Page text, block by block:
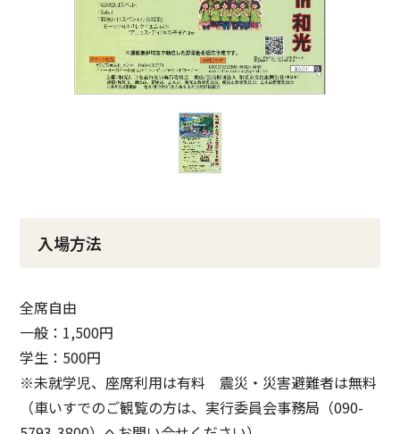
入場方法
全席自由
一般：1,500円
学生：500円
※未就学児、座席利用は有料 震災・災害避難者は無料
（車いすでのご観覧の方は、実行委員会事務局（090-